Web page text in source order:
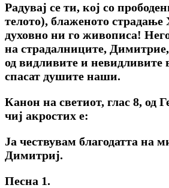
Радувај се ти, кој со
телото), блаженото страдање
духовно ни го живописа!
на страдалниците,
од видливите и невидливите
спасат душите наши.
Канон на светиот, глас 8, од
чиј акростих е:
Ја чествувам благодатта на
Димитриј.
Песна 1.